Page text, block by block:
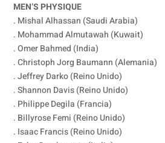
MEN’S PHYSIQUE
. Mishal Alhassan (Saudi Arabia)
. Mohammad Almutawah (Kuwait)
. Omer Bahmed (India)
. Christoph Jorg Baumann (Alemania)
. Jeffrey Darko (Reino Unido)
. Shannon Davis (Reino Unido)
. Philippe Degila (Francia)
. Billyrose Femi (Reino Unido)
. Isaac Francis (Reino Unido)